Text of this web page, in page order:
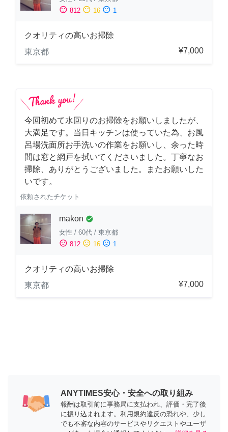
sentiment_satisfied 812 sentiment_neutral 16 sentiment_dissatisfied 1
クオリティの高いお掃除
東京都
¥7,000
今回初めて水回りのお掃除をお願いしましたが、
大満足です。当日キッチンは使っていた為、お風
呂場洗面所お手洗いの作業をお願いし、余った時
間は窓と網戸を拭いてくださいました。丁寧なお
掃除、ありがとうございました。またお願いした
いです。
依頼されたチケット
makon check_circle
女性 / 60代 / 東京都
sentiment_satisfied 812 sentiment_neutral 16 sentiment_dissatisfied 1
クオリティの高いお掃除
東京都
¥7,000
ANYTIMES安心・安全への取り組み
報酬は取引前に事務局に支払われ、評価・完了後
に振り込まれます。利用規約違反の恐れや、少し
でも不審な内容のサービスやリクエストやユーザ